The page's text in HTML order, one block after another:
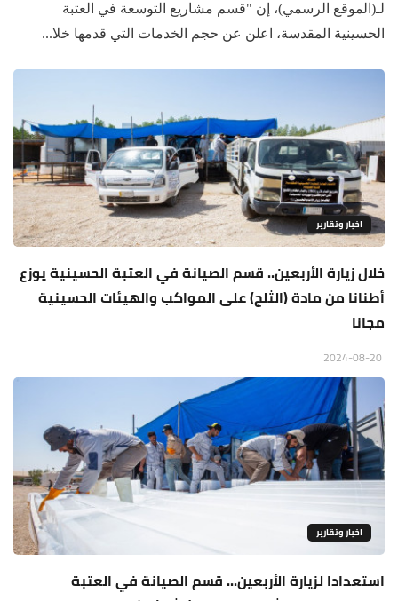
لـ(الموقع الرسمي)، إن "قسم مشاريع التوسعة في العتبة
الحسينية المقدسة، اعلن عن حجم الخدمات التي قدمها خلا...
اخبار وتقارير
خلال زيارة الأربعين.. قسم الصيانة في العتبة الحسينية يوزع
أطنانا من مادة (الثلج) على المواكب والهيئات الحسينية
مجانا
اخبار وتقارير
استعدادا لزيارة الأربعين... قسم الصيانة في العتبة